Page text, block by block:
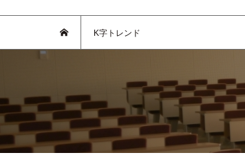
K字トレンド